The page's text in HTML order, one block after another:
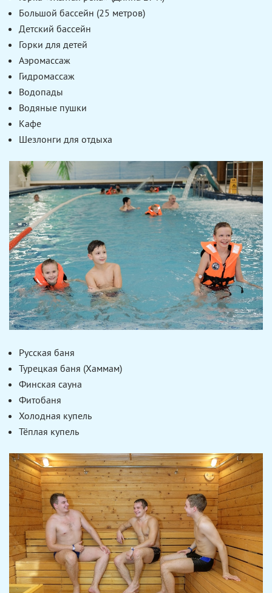
Большой бассейн (25 метров)
Детский бассейн
Горки для детей
Аэромассаж
Гидромассаж
Водопады
Водяные пушки
Кафе
Шезлонги для отдыха
Русская баня
Турецкая баня (Хаммам)
Финская сауна
Фитобаня
Холодная купель
Тёплая купель